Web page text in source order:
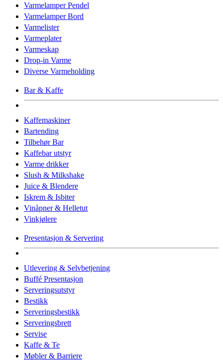
Varmelamper Pendel
Varmelamper Bord
Varmelister
Varmeplater
Varmeskap
Drop-in Varme
Diverse Varmeholding
Bar & Kaffe
Kaffemaskiner
Bartending
Tilbehør Bar
Kaffebar utstyr
Varme drikker
Slush & Milkshake
Juice & Blendere
Iskrem & Isbiter
Vinåpner & Helletut
Vinkjølere
Presentasjon & Servering
Utlevering & Selvbetjening
Buffé Presentasjon
Serveringsutstyr
Bestikk
Serveringsbestikk
Serveringsbrett
Servise
Kaffe & Te
Møbler & Barriere